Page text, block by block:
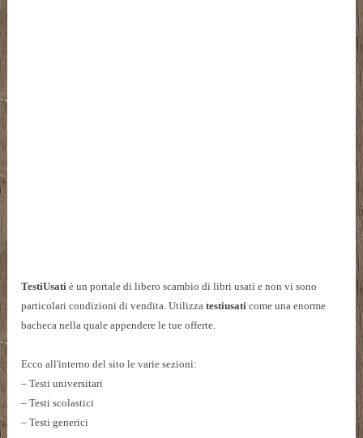
TestiUsati è un portale di libero scambio di libri usati e non vi sono
particolari condizioni di vendita. Utilizzatestiusati come una enorme
bacheca nella quale appendere le tue offerte.
Ecco all'interno del sito le varie sezioni:
– Testi universitari
– Testi scolastici
– Testi generici